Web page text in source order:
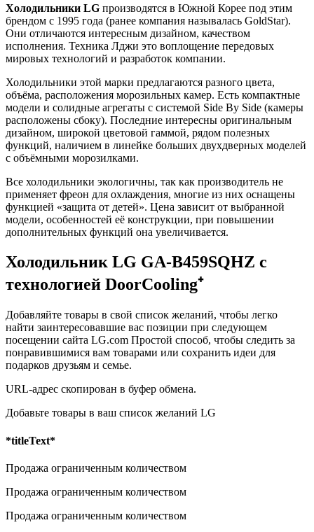
Холодильники LG производятся в Южной Корее под этим
брендом с 1995 года (ранее компания называлась GoldStar).
Они отличаются интересным дизайном, качеством
исполнения. Техника Лджи это воплощение передовых
мировых технологий и разработок компании.
Холодильники этой марки предлагаются разного цвета,
объёма, расположения морозильных камер. Есть компактные
модели и солидные агрегаты с системой Side By Side (камеры
расположены сбоку). Последние интересны оригинальным
дизайном, широкой цветовой гаммой, рядом полезных
функций, наличием в линейке больших двухдверных моделей
с объёмными морозилками.
Все холодильники экологичны, так как производитель не
применяет фреон для охлаждения, многие из них оснащены
функцией «защита от детей». Цена зависит от выбранной
модели, особенностей её конструкции, при повышении
дополнительных функций она увеличивается.
Холодильник LG GA-B459SQHZ с
технологией DoorCooling⁺
Добавляйте товары в свой список желаний, чтобы легко
найти заинтересовавшие вас позиции при следующем
посещении сайта LG.com Простой способ, чтобы следить за
понравившимися вам товарами или сохранить идеи для
подарков друзьям и семье.
URL-адрес скопирован в буфер обмена.
Добавьте товары в ваш список желаний LG
*titleText*
Продажа ограниченным количеством
Продажа ограниченным количеством
Продажа ограниченным количеством